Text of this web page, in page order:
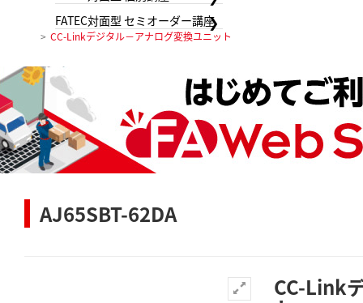
FATEC対面型 セミオーダー講座
CC-Linkデジタル－アナログ変換ユニット
AJ65SBT-62DA
CC-Link